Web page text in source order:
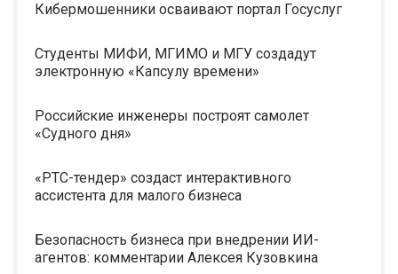
Кибермошенники осваивают портал Госуслуг
Студенты МИФИ, МГИМО и МГУ создадут
электронную «Капсулу времени»
Российские инженеры построят самолет
«Судного дня»
«РТС-тендер» создаст интерактивного
ассистента для малого бизнеса
Безопасность бизнеса при внедрении ИИ-
агентов: комментарии Алексея Кузовкина